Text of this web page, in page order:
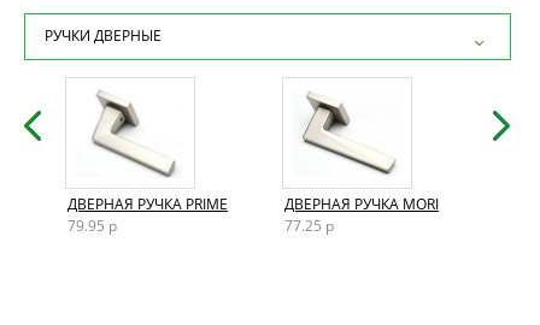
Толщина полотна
35 мм
Дополнительно
лакобель чёрный/лакобель белый
Размеры двери
200×60 / 200×70 / 200×80 / 200×90
Конструкция
царговая
РУЧКИ ДВЕРНЫЕ
ДВЕРНАЯ РУЧКА PRIME
79.95 р
ДВЕРНАЯ РУЧКА MORI
77.25 р